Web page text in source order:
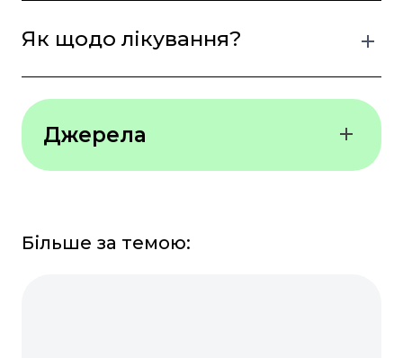
Як щодо лікування?
Джерела
Більше за темою: